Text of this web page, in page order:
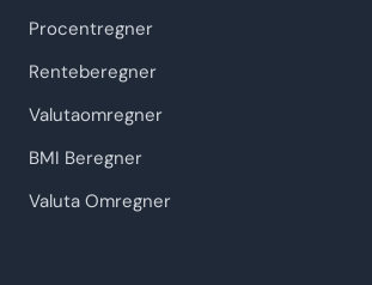
Procentregner
Renteberegner
Valutaomregner
BMI Beregner
Valuta Omregner